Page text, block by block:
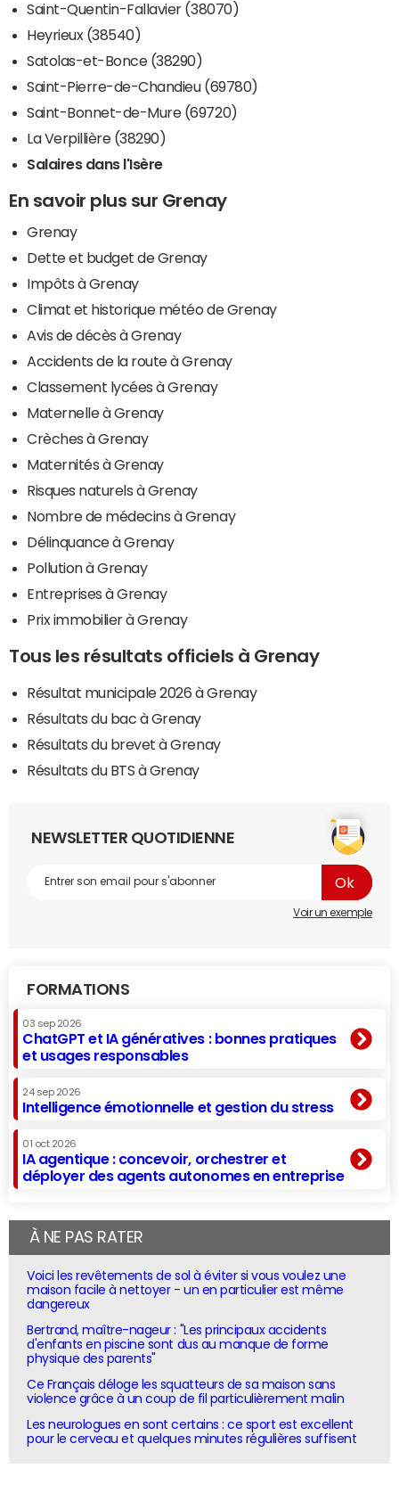
Saint-Quentin-Fallavier (38070)
Heyrieux (38540)
Satolas-et-Bonce (38290)
Saint-Pierre-de-Chandieu (69780)
Saint-Bonnet-de-Mure (69720)
La Verpillière (38290)
Salaires dans l'Isère
En savoir plus sur Grenay
Grenay
Dette et budget de Grenay
Impôts à Grenay
Climat et historique météo de Grenay
Avis de décès à Grenay
Accidents de la route à Grenay
Classement lycées à Grenay
Maternelle à Grenay
Crèches à Grenay
Maternités à Grenay
Risques naturels à Grenay
Nombre de médecins à Grenay
Délinquance à Grenay
Pollution à Grenay
Entreprises à Grenay
Prix immobilier à Grenay
Tous les résultats officiels à Grenay
Résultat municipale 2026 à Grenay
Résultats du bac à Grenay
Résultats du brevet à Grenay
Résultats du BTS à Grenay
NEWSLETTER QUOTIDIENNE
Voir un exemple
FORMATIONS
03 sep 2026
ChatGPT et IA génératives : bonnes pratiques
et usages responsables
24 sep 2026
Intelligence émotionnelle et gestion du stress
01 oct 2026
IA agentique : concevoir, orchestrer et
déployer des agents autonomes en entreprise
À NE PAS RATER
Voici les revêtements de sol à éviter si vous voulez une
maison facile à nettoyer - un en particulier est même
dangereux
Bertrand, maître-nageur : "Les principaux accidents
d'enfants en piscine sont dus au manque de forme
physique des parents"
Ce Français déloge les squatteurs de sa maison sans
violence grâce à un coup de fil particulièrement malin
Les neurologues en sont certains : ce sport est excellent
pour le cerveau et quelques minutes régulières suffisent